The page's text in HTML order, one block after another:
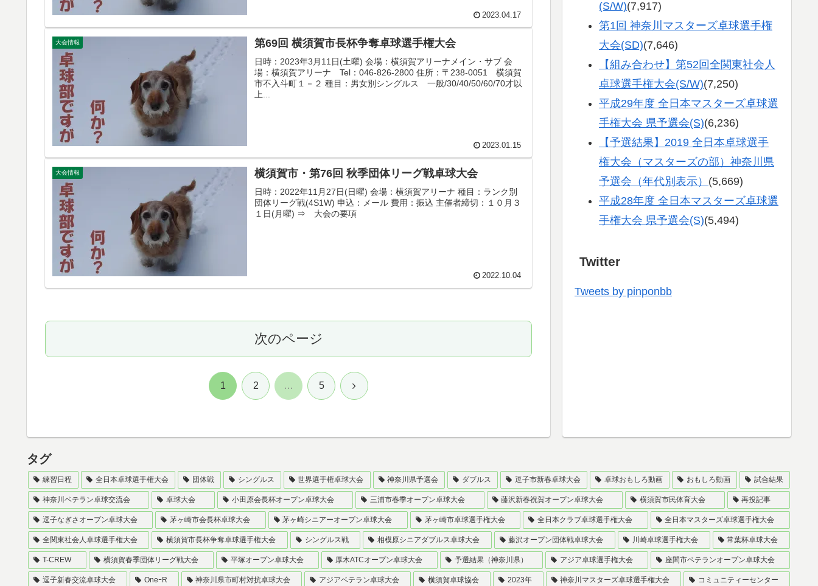
2023.04.17
大会情報 第69回 横須賀市長杯争奪卓球選手権大会
日時：2023年3月11日(土曜) 会場：横須賀アリーナメイン・サブ 会
場：横須賀アリーナ Tel：046-826-2800 住所：〒238-0051 横須賀
市不入斗町１－２ 種目：男女別シングルス 一般/30/40/50/60/70才以
上...
2023.01.15
大会情報 横須賀市・第76回 秋季団体リーグ戦卓球大会
日時：2022年11月27日(日曜) 会場：横須賀アリーナ 種目：ランク別
団体リーグ戦(4S1W) 申込：メール 費用：振込 主催者締切：１０月３
１日(月曜) ⇒ 大会の要項
2022.10.04
次のページ
1 2 … 5 次
(S/W)(7,917)
第1回 神奈川マスターズ卓球選手権
大会(SD)(7,646)
【組み合わせ】第52回全関東社会人
卓球選手権大会(S/W)(7,250)
平成29年度 全日本マスターズ卓球選
手権大会 県予選会(S)(6,236)
【予選結果】2019 全日本卓球選手
権大会（マスターズの部）神奈川県
予選会（年代別表示） (5,669)
平成28年度 全日本マスターズ卓球選
手権大会 県予選会(S)(5,494)
Twitter
Tweets by pinponbb
タグ
練習日程 全日本卓球選手権大会 団体戦 シングルス 世界選手権卓球大会 神奈川県予選会 ダブルス 逗子市新春卓球大会 卓球おもしろ動画 おもしろ動画 試合結果
神奈川ベテラン卓球交流会 卓球大会 小田原会長杯オープン卓球大会 三浦市春季オープン卓球大会 藤沢新春祝賀オープン卓球大会 横須賀市民体育大会 再投記事
逗子なぎさオープン卓球大会 茅ヶ崎市会長杯卓球大会 茅ヶ崎シニアーオープン卓球大会 茅ヶ崎市卓球選手権大会 全日本クラブ卓球選手権大会 全日本マスターズ卓球選手権大会
全関東社会人卓球選手権大会 横須賀市長杯争奪卓球選手権大会 シングルス戦 相模原シニアダブルス卓球大会 藤沢オープン団体戦卓球大会 川崎卓球選手権大会 常葉杯卓球大会
T-CREW 横須賀春季団体リーグ戦大会 平塚オープン卓球大会 厚木ATCオープン卓球大会 予選結果（神奈川県） アジア卓球選手権大会 座間市ベテランオープン卓球大会
逗子新春交流卓球大会 OneｰR 神奈川県市町村対抗卓球大会 アジアベテラン卓球大会 横須賀卓球協会 2023年 神奈川マスターズ卓球選手権大会 コミュニティーセンター